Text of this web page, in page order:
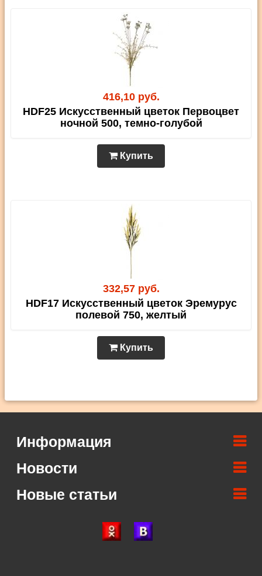
416,10 руб.
HDF25 Искусственный цветок Первоцвет
ночной 500, темно-голубой
Купить
332,57 руб.
HDF17 Искусственный цветок Эремурус
полевой 750, желтый
Купить
Информация
Новости
Новые статьи